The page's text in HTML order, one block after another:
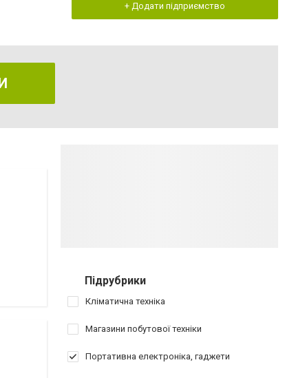
+ Додати підприємство
Підрубрики
Кліматична техніка
Магазини побутової техніки
Портативна електроніка, гаджети